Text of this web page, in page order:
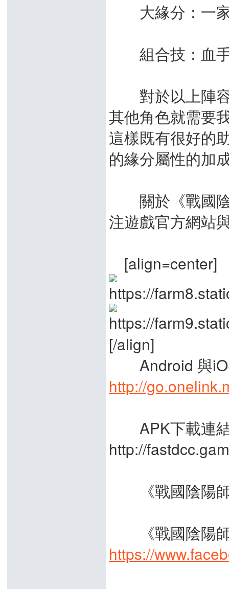
大緣分：一家
組合技：血
對於以上陣容
其他角色就需要
這樣既有很好的
的緣分屬性的加
關於《戰國陰
注遊戲官方網站
[align=center]
[/align]
Android 與
http://
APK下載連
http://
《戰國陰陽師
《戰國陰陽師
https://